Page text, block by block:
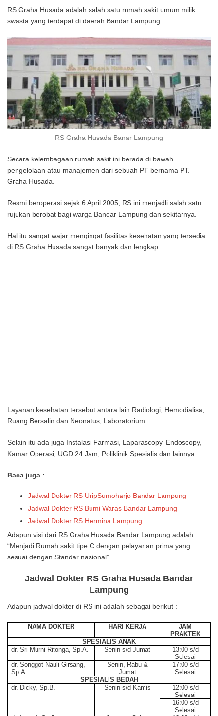
RS Graha Husada adalah salah satu rumah sakit umum milik
swasta yang terdapat di daerah Bandar Lampung.
RS Graha Husada Banar Lampung
Secara kelembagaan rumah sakit ini berada di bawah
pengelolaan atau manajemen dari sebuah PT bernama PT.
Graha Husada.
Resmi beroperasi sejak 6 April 2005, RS ini menjadli salah satu
rujukan berobat bagi warga Bandar Lampung dan sekitarnya.
Hal itu sangat wajar mengingat fasilitas kesehatan yang tersedia
di RS Graha Husada sangat banyak dan lengkap.
Layanan kesehatan tersebut antara lain Radiologi, Hemodialisa,
Ruang Bersalin dan Neonatus, Laboratorium.
Selain itu ada juga Instalasi Farmasi, Laparascopy, Endoscopy,
Kamar Operasi, UGD 24 Jam, Poliklinik Spesialis dan lainnya.
Baca juga :
Jadwal Dokter RS UripSumoharjo Bandar Lampung
Jadwal Dokter RS Bumi Waras Bandar Lampung
Jadwal Dokter RS Hermina Lampung
Adapun visi dari RS Graha Husada Bandar Lampung adalah
“Menjadi Rumah sakit tipe C dengan pelayanan prima yang
sesuai dengan Standar nasional”.
Jadwal Dokter RS Graha Husada Bandar
Lampung
Adapun jadwal dokter di RS ini adalah sebagai berikut :
NAMA DOKTER HARI KERJA
JAM
PRAKTEK
SPESIALIS ANAK
dr. Sri Murni Ritonga, Sp.A.
Senin s/d Jumat
13:00 s/d
Selesai
dr. Songgot Nauli Girsang,
Sp.A.
Senin, Rabu &
Jumat
17:00 s/d
Selesai
SPESIALIS BEDAH
dr. Dicky, Sp.B.
Senin s/d Kamis
12:00 s/d
Selesai
16:00 s/d
Selesai